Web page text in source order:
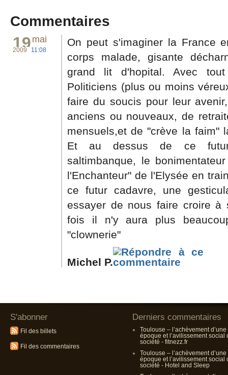
Commentaires
19 mai
2009 11:08
On peut s'imaginer la France
corps malade, gisante
grand lit d'hopital. Avec
Politiciens (plus ou moins
faire du soucis pour leur
anciens ou nouveaux, de
mensuels,et de "crève la faim"
Et au dessus de ce
saltimbanque, le
l'Enchanteur" de l'Elysée en
ce futur cadavre, une
essayer de nous faire croire à
fois il n'y aura plus
"clownerie"
Michel P.
S'abonner
Fil des billets
Fil des commentaires
Derniers commentaires
Toulouse – l’achèvement d’une
époque et l’avilissement social
société - fitnezz.fr
Toulouse – l’achèvement d’une
époque et l’avilissement social
société - Hotel and Sleep